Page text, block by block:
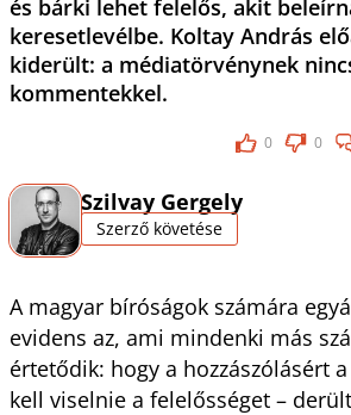
és bárki lehet felelős, akit
keresetlevélbe. Koltay András
kiderült: a médiatörvénynek
kommentekkel.
0 0
Szilvay Gergely
Szerző követése
A magyar bíróságok számára
evidens az, ami mindenki más
értetődik: hogy a hozzászólásért
kell viselnie a felelősséget –